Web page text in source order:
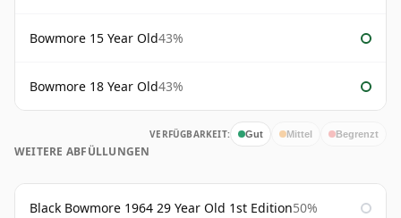
Bowmore 15 Year Old43%
Bowmore 18 Year Old43%
VERFÜGBARKEIT: Gut Mittel Begrenzt
WEITERE ABFÜLLUNGEN
Black Bowmore 1964 29 Year Old 1st Edition50%